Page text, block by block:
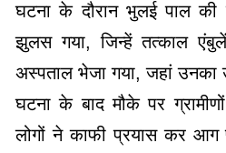
घटना के दौरान भुलई पाल
झुलस गया, जिन्हें तत्काल
अस्पताल भेजा गया, जहां उनका
घटना के बाद मौके पर
लोगों ने काफी प्रयास कर आग